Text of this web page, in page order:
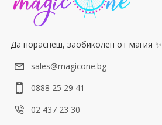
Да пораснеш, заобиколен от магия ✨
sales@magicone.bg
0888 25 29 41
02 437 23 30